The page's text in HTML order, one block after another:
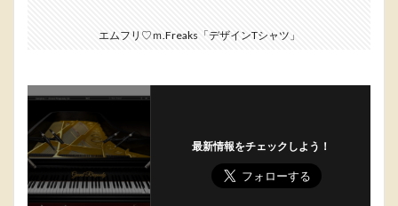
エムフリ♡ｍ.Freaks「デザインTシャツ」
最新情報をチェックしよう！